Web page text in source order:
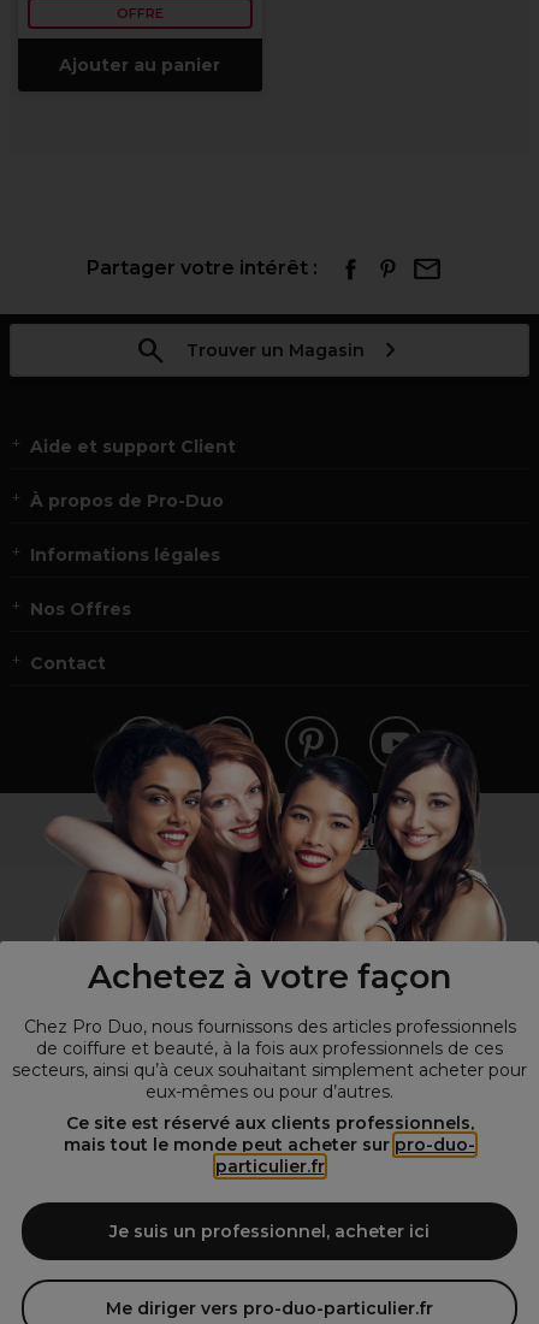
Achetez à votre façon
Chez Pro Duo, nous fournissons des articles professionnels
de coiffure et beauté, à la fois aux professionnels de ces
secteurs, ainsi qu’à ceux souhaitant simplement acheter pour
eux-mêmes ou pour d’autres.
Ce site est réservé aux clients professionnels,
mais tout le monde peut acheter sur pro-duo-
particulier.fr
Je suis un professionnel, acheter ici
Me diriger vers pro-duo-particulier.fr
OFFRE
Ajouter au panier
Partager votre intérêt :
Trouver un Magasin
Aide et support Client
À propos de Pro-Duo
Informations légales
Nos Offres
Contact
Vous n’êtes pas un professionnel ?
Visitez notre site pour les particuliers!
Spécialiste de la coiffure et de la beauté, nous vous proposons une
large sélection de produits professionnels pour la coiffure et
Duo le fournisseur incontournable des salons de coiffure et instituts
de beauté! Notre gamme de produits s’adresse également à tous ceux
qui sont à la recherche de produits et d'accessoires de coiffure et de
matériel esthétique de qualité.